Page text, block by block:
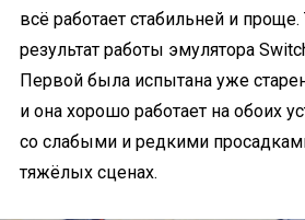
всё работает стабильней и
результат работы эмулятора
Первой была испытана уже
и она хорошо работает на обоих
со слабыми и редкими
тяжёлых сценах.